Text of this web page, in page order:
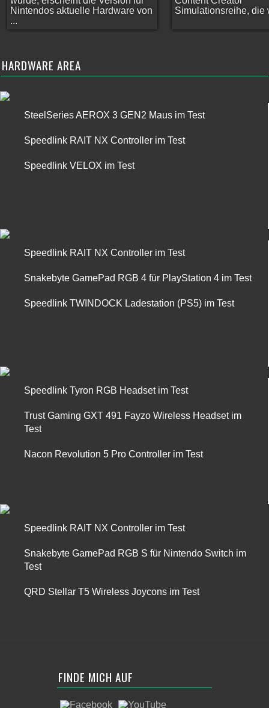
Nintendos aktuelle Hardware von
...
Simulationsreihe, die
HARDWARE AREA
SteelSeries AEROX 3 GEN2 Maus im Test
Speedlink RAIT NX Controller im Test
Speedlink VELOX im Test
Speedlink RAIT NX Controller im Test
Snakebyte GamePad RGB 4 für PlayStation 4 im Test
Speedlink TWINDOCK Ladestation (PS5) im Test
Speedlink Tyron RGB Headset im Test
Trust Gaming GXT 491 Fayzo Wireless Headset im
Test
Nacon Revolution 5 Pro Controller im Test
Speedlink RAIT NX Controller im Test
Snakebyte GamePad RGB S für Nintendo Switch im
Test
QRD Stellar T5 Wireless Joycons im Test
FINDE MICH AUF